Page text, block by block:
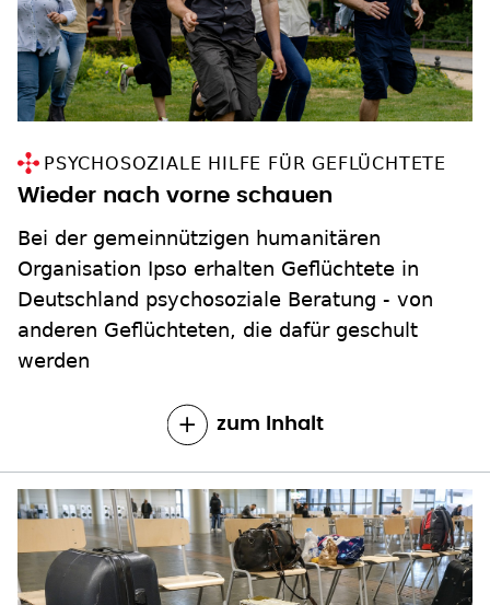
PSYCHOSOZIALE HILFE FÜR GEFLÜCHTETE
Wieder nach vorne schauen
Bei der gemeinnützigen humanitären
Organisation Ipso erhalten Geflüchtete in
Deutschland psychosoziale Beratung - von
anderen Geflüchteten, die dafür geschult
werden
zum Inhalt